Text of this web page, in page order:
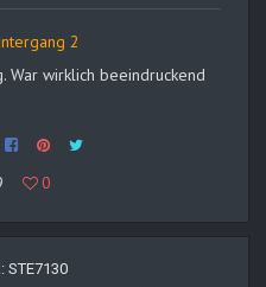
War wirklich beeindruckend
0
STE7130